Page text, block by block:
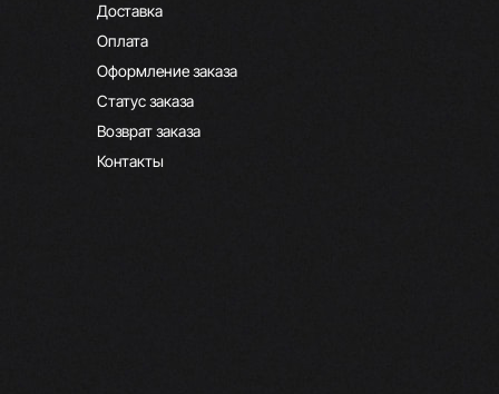
Доставка
Оплата
Оформление заказа
Статус заказа
Возврат заказа
Контакты